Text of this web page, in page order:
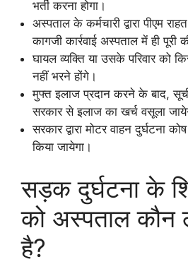
भर्ती करना होगा।
अस्पताल के कर्मचारी द्वारा पीएम
कागजी कार्रवाई अस्पताल में ही पूरी
घायल व्यक्ति या उसके परिवार को
नहीं भरने होंगे।
मुफ्त इलाज प्रदान करने के बाद,
सरकार से इलाज का खर्च वसूला
सरकार द्वारा मोटर वाहन दुर्घटना
किया जायेगा।
सड़क दुर्घटना के
को अस्पताल कौन
है?